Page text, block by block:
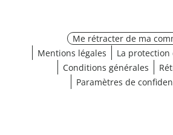
Me rétracter de ma
Mentions légales
La
Conditions générales
Paramètres de